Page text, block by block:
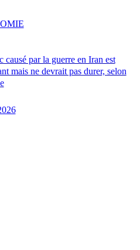
causé par la guerre en Iran est
mais ne devrait pas durer, selon